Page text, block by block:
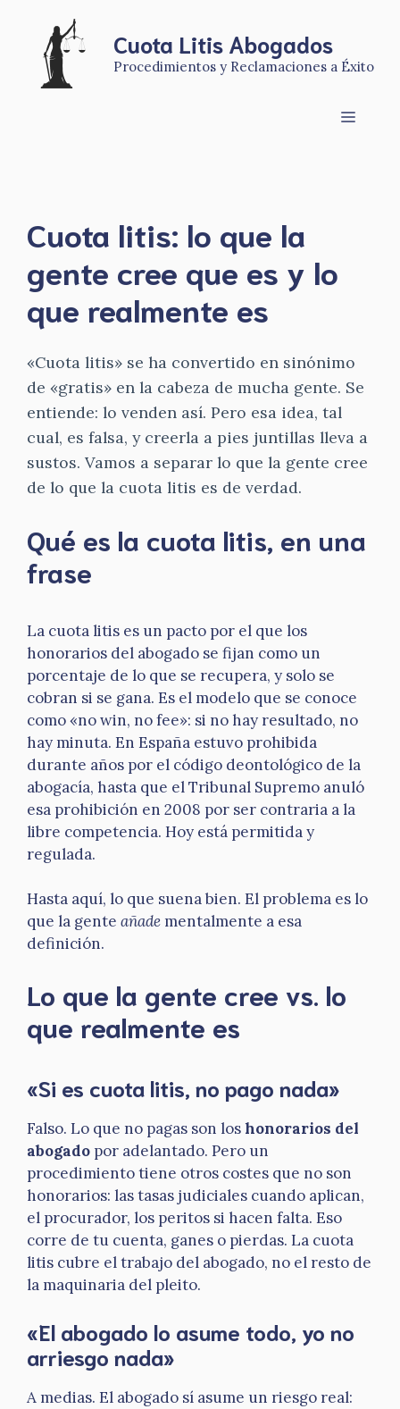
contenido
Cuota Litis Abogados
Procedimientos y Reclamaciones a Éxito
Menú
Cuota litis: lo que la
gente cree que es y lo
que realmente es
«Cuota litis» se ha convertido en sinónimo
de «gratis» en la cabeza de mucha gente. Se
entiende: lo venden así. Pero esa idea, tal
cual, es falsa, y creerla a pies juntillas lleva a
sustos. Vamos a separar lo que la gente cree
de lo que la cuota litis es de verdad.
Qué es la cuota litis, en una
frase
La cuota litis es un pacto por el que los
honorarios del abogado se fijan como un
porcentaje de lo que se recupera, y solo se
cobran si se gana. Es el modelo que se conoce
como «no win, no fee»: si no hay resultado, no
hay minuta. En España estuvo prohibida
durante años por el código deontológico de la
abogacía, hasta que el Tribunal Supremo anuló
esa prohibición en 2008 por ser contraria a la
libre competencia. Hoy está permitida y
regulada.
Hasta aquí, lo que suena bien. El problema es lo
que la gente añade mentalmente a esa
definición.
Lo que la gente cree vs. lo
que realmente es
«Si es cuota litis, no pago nada»
Falso. Lo que no pagas son los honorarios del
abogado por adelantado. Pero un
procedimiento tiene otros costes que no son
honorarios: las tasas judiciales cuando aplican,
el procurador, los peritos si hacen falta. Eso
corre de tu cuenta, ganes o pierdas. La cuota
litis cubre el trabajo del abogado, no el resto de
la maquinaria del pleito.
«El abogado lo asume todo, yo no
arriesgo nada»
A medias. El abogado sí asume un riesgo real: